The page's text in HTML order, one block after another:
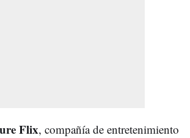
Flix, compañía de entretenimiento